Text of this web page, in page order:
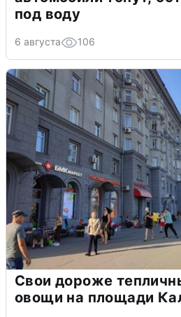
под воду
6 августа 106
Свои дороже
овощи на площади